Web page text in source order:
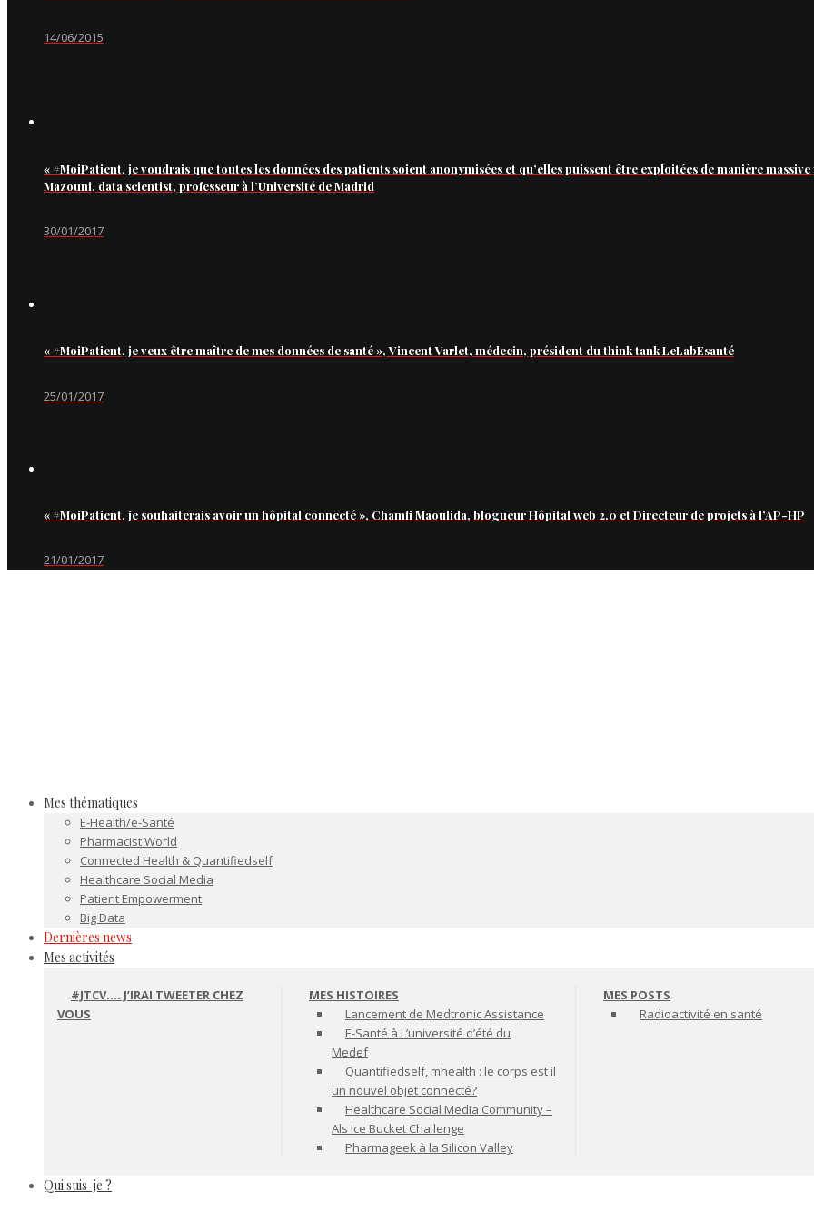
14/06/2015
« #MoiPatient, je voudrais que toutes les données des patients soient anonymisées et qu’elles puissent être exploitées de manière
Mazouni, data scientist, professeur à l’Université de Madrid
30/01/2017
« #MoiPatient, je veux être maître de mes données de santé », Vincent Varlet, médecin, président du think tank LeLabEsanté
25/01/2017
« #MoiPatient, je souhaiterais avoir un hôpital connecté », Chamfi Maoulida, blogueur Hôpital web 2.0 et Directeur de projets à l’AP-HP
21/01/2017
Mes thématiques
E-Health/e-Santé
Pharmacist World
Connected Health & Quantifiedself
Healthcare Social Media
Patient Empowerment
Big Data
Dernières news
Mes activités
#JTCV…. J’IRAI TWEETER CHEZ
VOUS
MES HISTOIRES
Lancement de Medtronic Assistance
E-Santé à L’université d’été du
Medef
Quantifiedself, mhealth : le corps est il
un nouvel objet connecté?
Healthcare Social Media Community –
Als Ice Bucket Challenge
Pharmageek à la Silicon Valley
MES POSTS
Radioactivité en santé
Qui suis-je ?